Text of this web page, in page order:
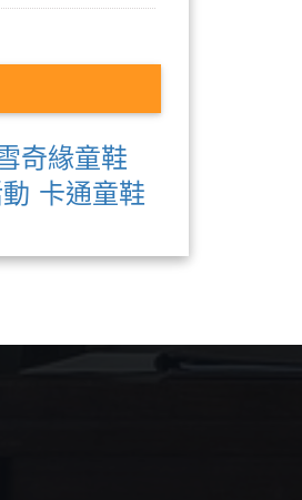
奇緣童鞋
卡通童鞋